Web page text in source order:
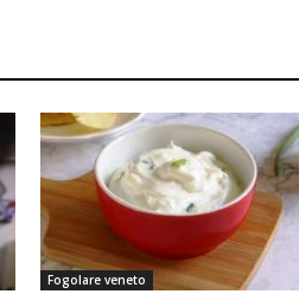
Fogolare veneto